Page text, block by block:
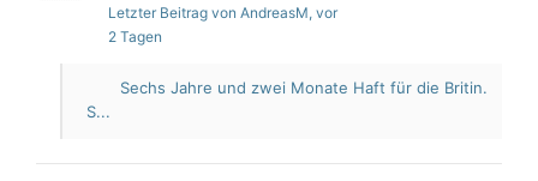
Letzter Beitrag von AndreasM, vor
2 Tagen
Sechs Jahre und zwei Monate Haft für die Britin.
S...